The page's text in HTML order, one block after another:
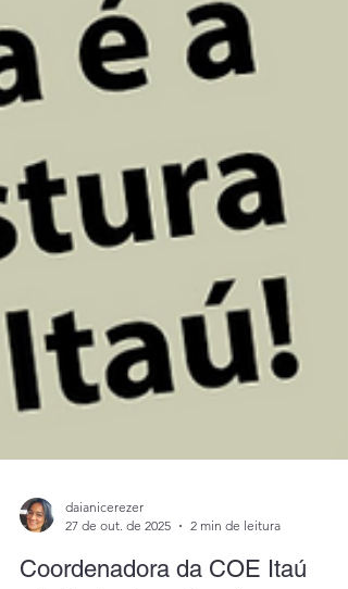
daianicerezer
27 de out. de 2025
2 min de leitura